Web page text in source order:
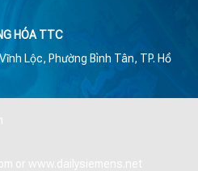
HÓA TTC
Lộc, Phường Bình Tân, TP. Hồ
or www.dailysiemens.net